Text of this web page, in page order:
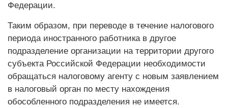
Федерации.
Таким образом, при переводе в течение налогового
периода иностранного работника в другое
подразделение организации на территории другого
субъекта Российской Федерации необходимости
обращаться налоговому агенту с новым заявлением
в налоговый орган по месту нахождения
обособленного подразделения не имеется.